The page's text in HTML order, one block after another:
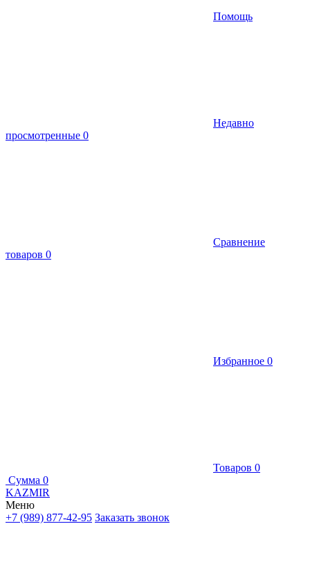
Помощь
Недавно
просмотренные 0
Сравнение
товаров 0
Избранное 0
Товаров 0
Сумма 0
KAZMIR
Меню
+7 (989) 877-42-95 Заказать звонок